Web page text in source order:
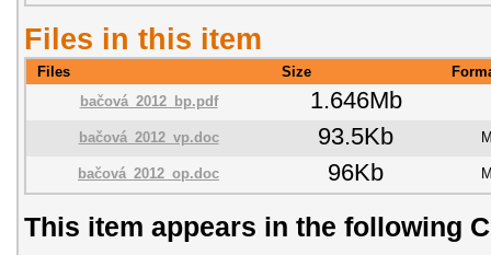
Files in this item
Files Size
bačová_2012_bp.pdf
1.646Mb
bačová_2012_vp.doc 93.5Kb
bačová_2012_op.doc 96Kb
This item appears in the following